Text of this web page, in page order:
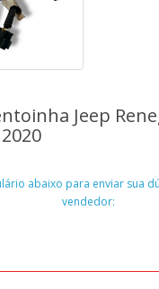
Jeep
abaixo para enviar sua
vendedor: